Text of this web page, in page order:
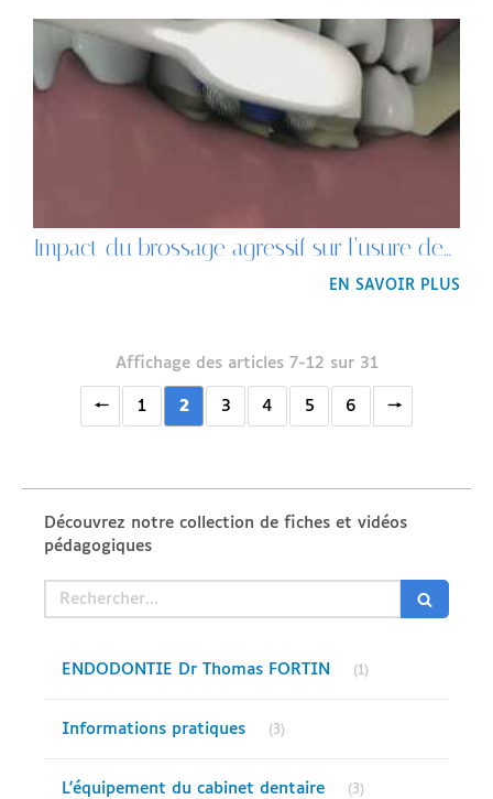
Impact du brossage agressif sur l’usure des dents
EN SAVOIR PLUS
Affichage des articles 7-12 sur 31
1 2 3 4 5 6
Découvrez notre collection de fiches et vidéos
pédagogiques
Rechercher
ENDODONTIE Dr Thomas FORTIN (1)
Informations pratiques (3)
L'équipement du cabinet dentaire (3)